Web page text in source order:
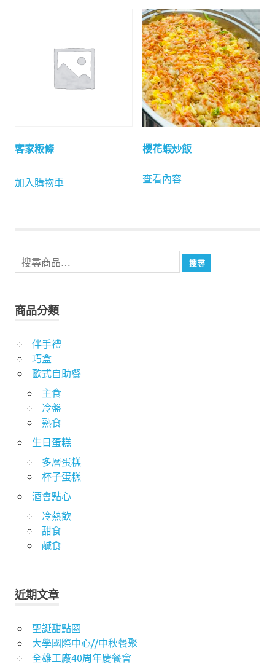
客家粄條
加入購物車
櫻花蝦炒飯
查看內容
搜
尋
鍵
字:
搜尋
商品分類
伴手禮
巧盒
歐式自助餐
主食
冷盤
熟食
生日蛋糕
多層蛋糕
杯子蛋糕
酒會點心
冷熱飲
甜食
鹹食
近期文章
聖誕甜點圈
大學國際中心//中秋餐聚
全雄工廠40周年慶餐會